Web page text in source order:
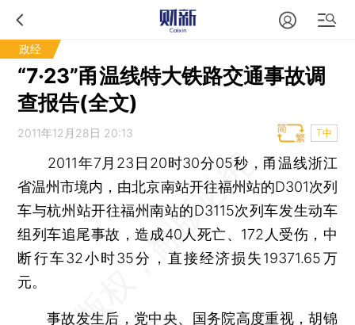
政经
“7·23”甬温线特大铁路交通事故调
查报告(全文)
2011年12月28日 20:13 T中
2011年7月23日20时30分05秒，甬温线浙江
省温州市境内，由北京南站开往福州站的D301次列
车与杭州站开往福州南站的D3115次列车发生动车
组列车追尾事故，造成40人死亡、172人受伤，中
断行车32小时35分，直接经济损失19371.65万
元。
事故发生后，党中央、国务院高度重视，胡锦